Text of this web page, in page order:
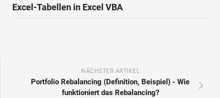
Excel-Tabellen in Excel VBA
NÄCHSTER ARTIKEL
Portfolio Rebalancing (Definition, Beispiel) - Wie
funktioniert das Rebalancing?